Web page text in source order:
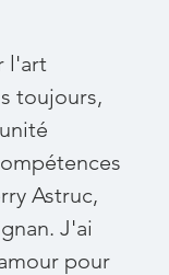
l'art
toujours,
Astruc,
J'ai
pour